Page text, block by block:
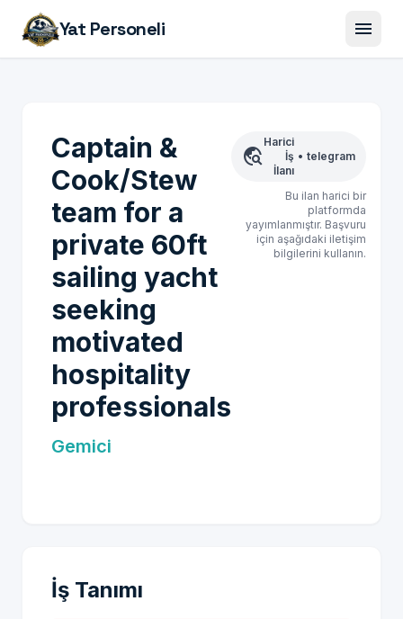
Yat Personeli menu
Captain &
Cook/Stew
team for a
private 60ft
sailing yacht
seeking
motivated
hospitality
professionals
Gemici
travel_explore
Harici
İş
İlanı
• telegram
Bu ilan harici bir
platformda
yayımlanmıştır. Başvuru
için aşağıdaki iletişim
bilgilerini kullanın.
İş Tanımı